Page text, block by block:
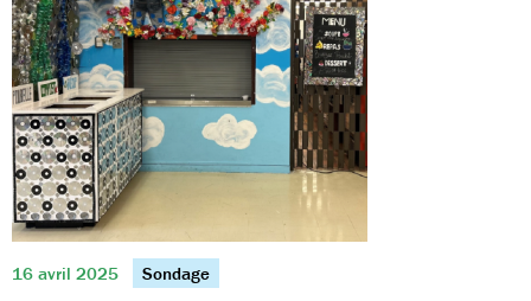
16 avril 2025 Sondage